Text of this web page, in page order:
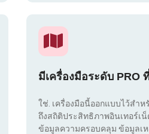
มีเครื่องมือระดับ
ใช่. เครื่องมือนี้ออกแบบไว้สำ
ถึงสถิติประสิทธิภาพอินเทอร์เ
ข้อมูลความครอบคลุม ข้อมูลเห